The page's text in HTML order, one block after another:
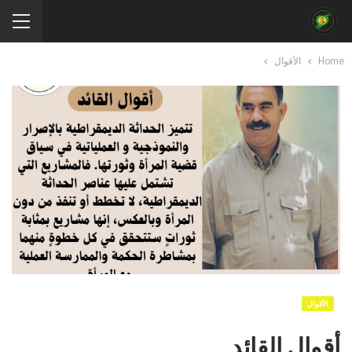
Home الأقوال
الأقوال
أقوال القائد